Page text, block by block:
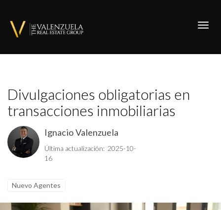
Divulgaciones obligatorias en
transacciones inmobiliarias
Ignacio Valenzuela
Última actualización: 2025-10-
16
Nuevo Agentes